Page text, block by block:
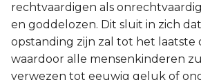
rechtvaardigen als
en goddelozen. Dit sluit in zich
opstanding zijn zal tot het laatste
waardoor alle mensenkinderen
verwezen tot eeuwig geluk of